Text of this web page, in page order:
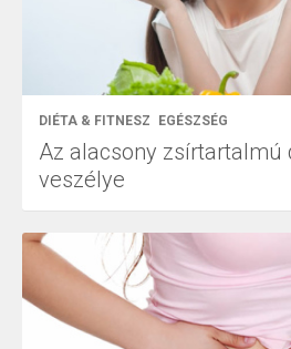
DIÉTA & FITNESZ EGÉSZSÉG
Az alacsony zsírtartalmú
veszélye